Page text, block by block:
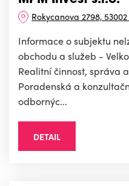
Rokycanova 2798,
Informace o subjektu
obchodu a služeb -
Realitní činnost, správa
Poradenská a
odbornýc...
DETAIL